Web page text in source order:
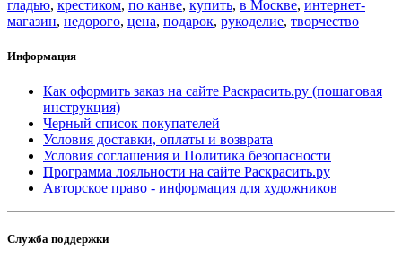
гладью, крестиком, по канве, купить, в Москве, интернет-
магазин, недорого, цена, подарок, рукоделие, творчество
Информация
Как оформить заказ на сайте Раскрасить.ру (пошаговая
инструкция)
Черный список покупателей
Условия доставки, оплаты и возврата
Условия соглашения и Политика безопасности
Программа лояльности на сайте Раскрасить.ру
Авторское право - информация для художников
Служба поддержки